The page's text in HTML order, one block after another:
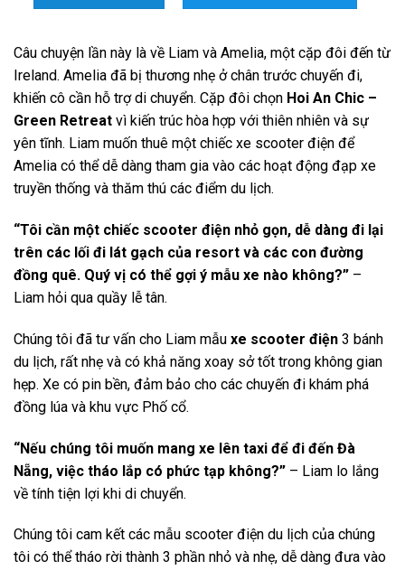
Câu chuyện lần này là về Liam và Amelia, một cặp đôi đến từ
Ireland. Amelia đã bị thương nhẹ ở chân trước chuyến đi,
khiến cô cần hỗ trợ di chuyển. Cặp đôi chọn Hoi An Chic –
Green Retreat vì kiến trúc hòa hợp với thiên nhiên và sự
yên tĩnh. Liam muốn thuê một chiếc xe scooter điện để
Amelia có thể dễ dàng tham gia vào các hoạt động đạp xe
truyền thống và thăm thú các điểm du lịch.
“Tôi cần một chiếc scooter điện nhỏ gọn, dễ dàng đi lại
trên các lối đi lát gạch của resort và các con đường
đồng quê. Quý vị có thể gợi ý mẫu xe nào không?” –
Liam hỏi qua quầy lễ tân.
Chúng tôi đã tư vấn cho Liam mẫu xe scooter điện 3 bánh
du lịch, rất nhẹ và có khả năng xoay sở tốt trong không gian
hẹp. Xe có pin bền, đảm bảo cho các chuyến đi khám phá
đồng lúa và khu vực Phố cổ.
“Nếu chúng tôi muốn mang xe lên taxi để đi đến Đà
Nẵng, việc tháo lắp có phức tạp không?” – Liam lo lắng
về tính tiện lợi khi di chuyển.
Chúng tôi cam kết các mẫu scooter điện du lịch của chúng
tôi có thể tháo rời thành 3 phần nhỏ và nhẹ, dễ dàng đưa vào